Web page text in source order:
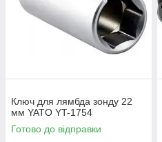
Ключ для лямбда зонду 22
мм YATO YT-1754
Готово до відправки